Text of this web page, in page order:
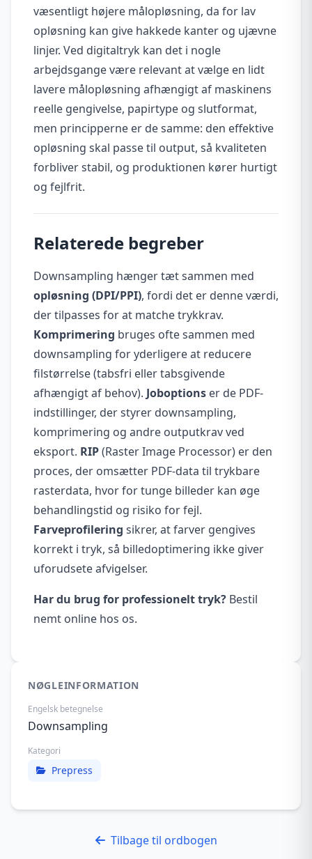
væsentligt højere målopløsning, da for lav
opløsning kan give hakkede kanter og ujævne
linjer. Ved digitaltryk kan det i nogle
arbejdsgange være relevant at vælge en lidt
lavere målopløsning afhængigt af maskinens
reelle gengivelse, papirtype og slutformat,
men principperne er de samme: den effektive
opløsning skal passe til output, så kvaliteten
forbliver stabil, og produktionen kører hurtigt
og fejlfrit.
Relaterede begreber
Downsampling hænger tæt sammen med
opløsning (DPI/PPI), fordi det er denne værdi,
der tilpasses for at matche trykkrav.
Komprimering bruges ofte sammen med
downsampling for yderligere at reducere
filstørrelse (tabsfri eller tabsgivende
afhængigt af behov). Joboptions er de PDF-
indstillinger, der styrer downsampling,
komprimering og andre outputkrav ved
eksport. RIP(Raster Image Processor) er den
proces, der omsætter PDF-data til trykbare
rasterdata, hvor for tunge billeder kan øge
behandlingstid og risiko for fejl.
Farveprofilering sikrer, at farver gengives
korrekt i tryk, så billedoptimering ikke giver
uforudsete afvigelser.
Har du brug for professionelt tryk? Bestil
nemt online hos os.
NØGLEINFORMATION
Engelsk betegnelse
Downsampling
Kategori
Prepress
Tilbage til ordbogen